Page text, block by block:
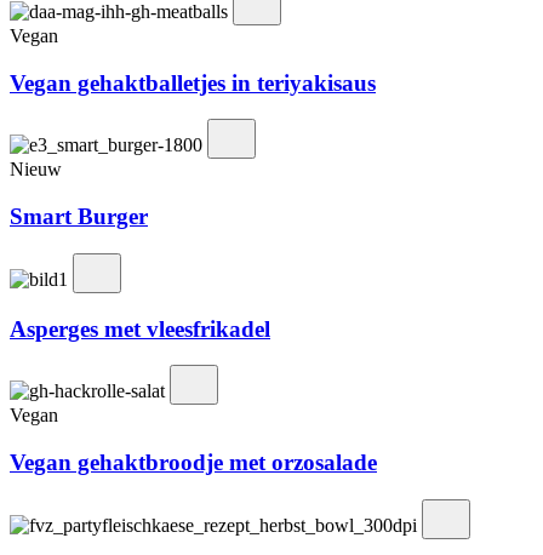
Vegan
Vegan gehaktballetjes in teriyakisaus
Nieuw
Smart Burger
Asperges met vleesfrikadel
Vegan
Vegan gehaktbroodje met orzosalade